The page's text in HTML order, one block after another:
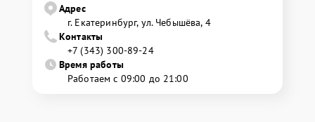
Адрес
г. Екатеринбург, ул. Чебышёва, 4
Контакты
+7 (343) 300-89-24
Время работы
Работаем с 09:00 до 21:00